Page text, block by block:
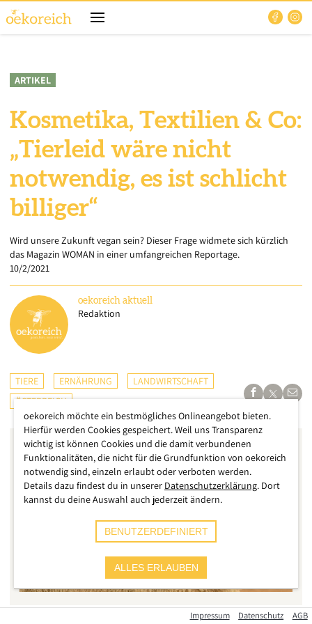
ARTIKEL
Kosmetika, Textilien & Co:
„Tierleid wäre nicht
notwendig, es ist schlicht
billiger“
Wird unsere Zukunft vegan sein? Dieser Frage widmete sich kürzlich
das Magazin WOMAN in einer umfangreichen Reportage.
10/2/2021
oekoreich aktuell
Redaktion
TIERE ERNÄHRUNG
LANDWIRTSCHAFT
ÖSTERREICH
Impressum Datenschutz AGB
oekoreich möchte ein bestmögliches Onlineangebot bieten.
Hierfür werden Cookies gespeichert. Weil uns Transparenz
wichtig ist können Cookies und die damit verbundenen
Funktionalitäten, die nicht für die Grundfunktion von oekoreich
notwendig sind, einzeln erlaubt oder verboten werden.
Details dazu findest du in unserer Datenschutzerklärung. Dort
kannst du deine Auswahl auch jederzeit ändern.
BENUTZERDEFINIERT
ALLES ERLAUBEN